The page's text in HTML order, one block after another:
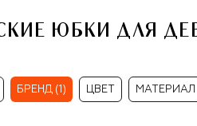
ЮБКИ ДЛЯ
БРЕНД (1) ЦВЕТ МАТЕРИАЛ